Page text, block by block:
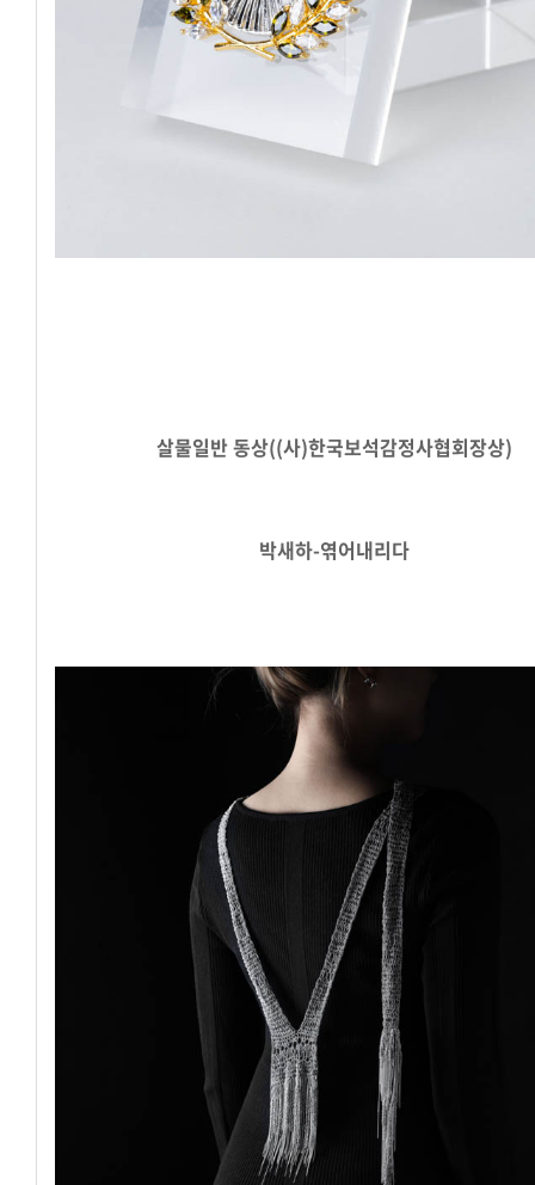
살물일반 동상((사)한국보석감정사협회장상)
박새하-엮어내리다